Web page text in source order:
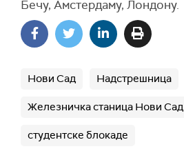
Бечу, Амстердаму, Лондону.
Нови Сад Надстрешница
Железничка станица Нови Сад
студентске блокаде